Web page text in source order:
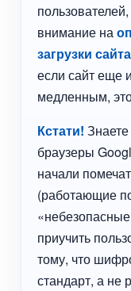
внимание на
загрузки сайта
если сайт еще
медленным,
Кстати!
браузеры
начали
(работающие
приучить
тому, что
стандарт, а не